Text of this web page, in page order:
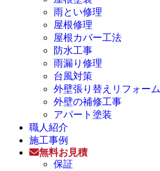
雨とい修理
屋根修理
屋根カバー工法
防水工事
雨漏り修理
台風対策
外壁張り替えリフォーム
外壁の補修工事
アパート塗装
職人紹介
施工事例
無料お見積
保証